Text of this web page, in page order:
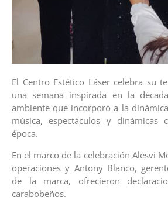
El Centro Estético Láser celebra su
una semana inspirada en la
ambiente que incorporó a la
música, espectáculos y dinámicas
época.
En el marco de la celebración Alesvi
operaciones y Antony Blanco,
de la marca, ofrecieron
carabobeños.